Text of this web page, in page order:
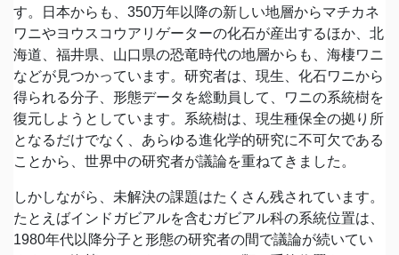
す。日本からも、350万年以降の新しい地層からマチカネ
ワニやヨウスコウアリゲーターの化石が産出するほか、北
海道、福井県、山口県の恐竜時代の地層からも、海棲ワニ
などが見つかっています。研究者は、現生、化石ワニから
得られる分子、形態データを総動員して、ワニの系統樹を
復元しようとしています。系統樹は、現生種保全の拠り所
となるだけでなく、あらゆる進化学的研究に不可欠である
ことから、世界中の研究者が議論を重ねてきました。
しかしながら、未解決の課題はたくさん残されています。
たとえばインドガビアルを含むガビアル科の系統位置は、
1980年代以降分子と形態の研究者の間で議論が続いてい